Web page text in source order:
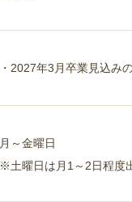
・2027年3月卒業見込み
月～金曜日
※土曜日は月1～2日程度